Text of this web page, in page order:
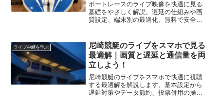
ボートレースのライブ映像を快適に見る
基礎をやさしく解説。遅延の仕組みや画
質設定、端末別の最適化、無料で安全に
量の目安、複数画面の使い方も紹介し、
入門から快適視聴の実践まで迷わず進め
ます。
ライブ中継を学ぶ
尼崎競艇のライブをスマホで見る
最適解｜画質と遅延と通信量を両
立しよう！
尼崎競艇のライブをスマホで快適に視聴
する最適解を解説します。基本設定から
遅延対策やデータ節約、投票併用の操作